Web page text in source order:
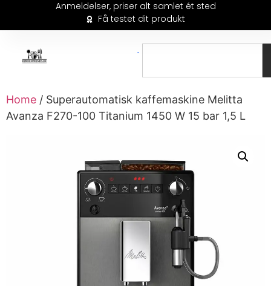
Anmeldelser, priser alt samlet ét sted
Få testet dit produkt
Home / Superautomatisk kaffemaskine Melitta
Avanza F270-100 Titanium 1450 W 15 bar 1,5 L